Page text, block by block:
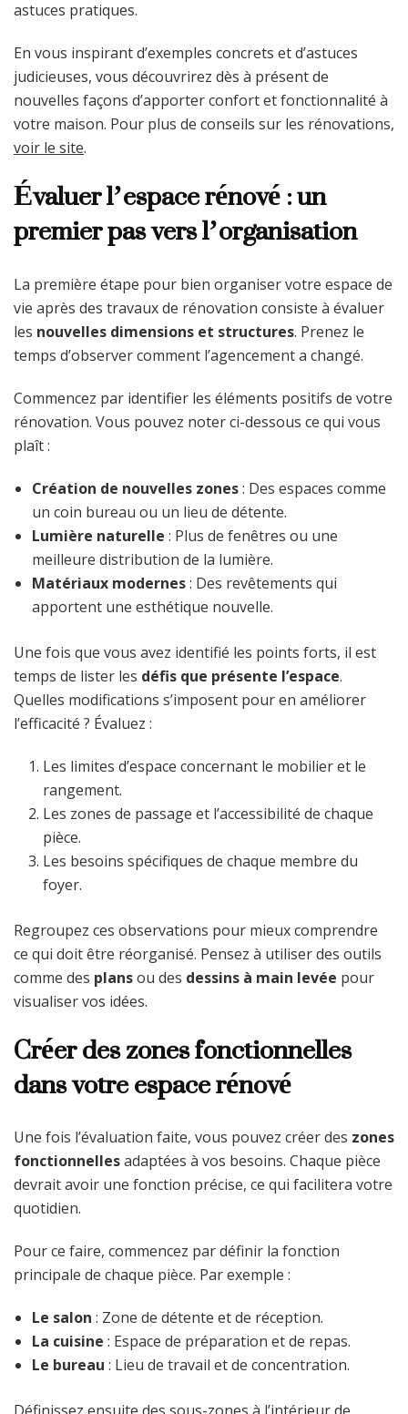
astuces pratiques.
En vous inspirant d’exemples concrets et d’astuces
judicieuses, vous découvrirez dès à présent de
nouvelles façons d’apporter confort et fonctionnalité à
votre maison. Pour plus de conseils sur les rénovations,
voir le site.
Évaluer l’espace rénové : un
premier pas vers l’organisation
La première étape pour bien organiser votre espace de
vie après des travaux de rénovation consiste à évaluer
les nouvelles dimensions et structures. Prenez le
temps d’observer comment l’agencement a changé.
Commencez par identifier les éléments positifs de votre
rénovation. Vous pouvez noter ci-dessous ce qui vous
plaît :
Création de nouvelles zones: Des espaces comme
un coin bureau ou un lieu de détente.
Lumière naturelle : Plus de fenêtres ou une
meilleure distribution de la lumière.
Matériaux modernes: Des revêtements qui
apportent une esthétique nouvelle.
Une fois que vous avez identifié les points forts, il est
temps de lister les défis que présente l’espace.
Quelles modifications s’imposent pour en améliorer
l’efficacité ? Évaluez :
Les limites d’espace concernant le mobilier et le
rangement.
Les zones de passage et l’accessibilité de chaque
pièce.
Les besoins spécifiques de chaque membre du
foyer.
Regroupez ces observations pour mieux comprendre
ce qui doit être réorganisé. Pensez à utiliser des outils
comme des plansou des dessins à main levée pour
visualiser vos idées.
Créer des zones fonctionnelles
dans votre espace rénové
Une fois l’évaluation faite, vous pouvez créer des zones
fonctionnellesadaptées à vos besoins. Chaque pièce
devrait avoir une fonction précise, ce qui facilitera votre
quotidien.
Pour ce faire, commencez par définir la fonction
principale de chaque pièce. Par exemple :
Le salon : Zone de détente et de réception.
La cuisine : Espace de préparation et de repas.
Le bureau : Lieu de travail et de concentration.